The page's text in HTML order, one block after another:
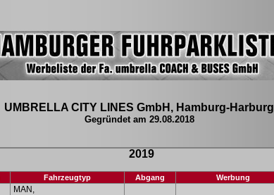
UMBRELLA CITY LINES GmbH, Hamburg-Harburg
Gegründet am 29.08.2018
2019
Fahrzeugtyp Abgang Werbung
MAN,